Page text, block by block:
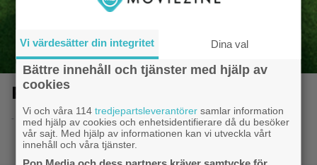
Familjen Jones
- 8.6.2014 20:51
Vi värdesätter din integritet Dina val
Bättre innehåll och tjänster med hjälp av
cookies
Vi och våra 114tredjepartsleverantörer samlar information
med hjälp av cookies och enhetsidentifierare då du besöker
vår sajt. Med hjälp av informationen kan vi utveckla vårt
innehåll och våra tjänster.